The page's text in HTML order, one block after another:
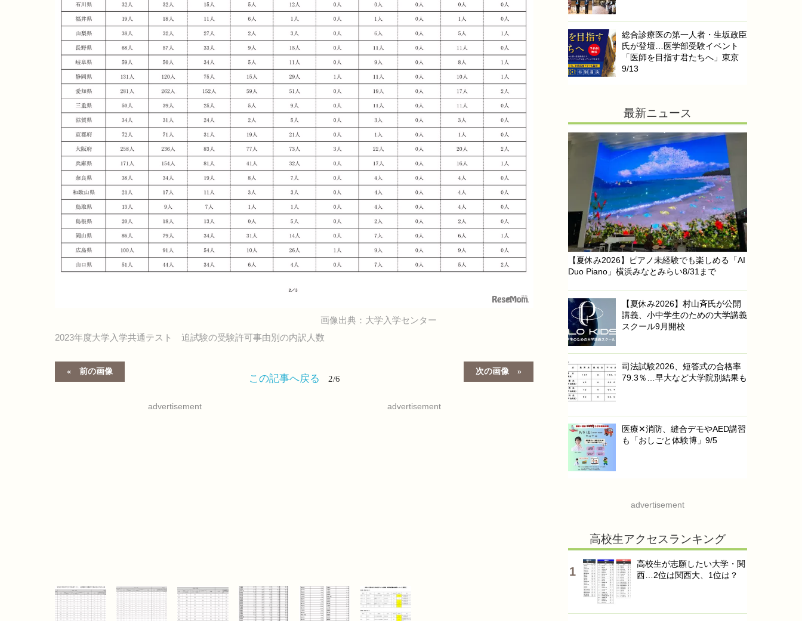
画像出典：大学入学センター
2023年度大学入学共通テスト 追試験の受験許可事由別の内訳人数
前の画像 次の画像
この記事へ戻る 2/6
advertisement advertisement
総合診療医の第一人者・生坂政臣
氏が登壇…医学部受験イベント
「医師を目指す君たちへ」東京
9/13
最新ニュース
【夏休み2026】ピアノ未経験でも楽しめる「AI
Duo Piano」横浜みなとみらい8/31まで
【夏休み2026】村山斉氏が公開
講義、小中学生のための大学講義
スクール9月開校
司法試験2026、短答式の合格率
79.3％…早大など大学院別結果も
医療✕消防、縫合デモやAED講習
も「おしごと体験博」9/5
advertisement
高校生アクセスランキング
高校生が志願したい大学・関
西…2位は関西大、1位は？